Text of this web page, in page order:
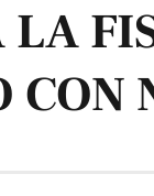
LA
CON